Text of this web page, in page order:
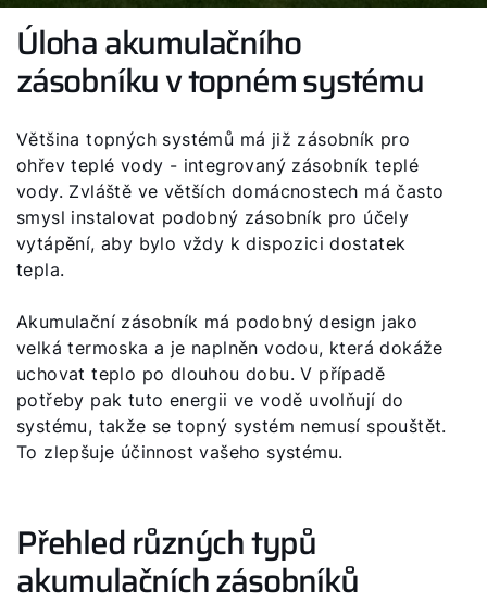
Úloha akumulačního
zásobníku v topném systému
Většina topných systémů má již zásobník pro
ohřev teplé vody - integrovaný zásobník teplé
vody. Zvláště ve větších domácnostech má často
smysl instalovat podobný zásobník pro účely
vytápění, aby bylo vždy k dispozici dostatek
tepla.
Akumulační zásobník má podobný design jako
velká termoska a je naplněn vodou, která dokáže
uchovat teplo po dlouhou dobu. V případě
potřeby pak tuto energii ve vodě uvolňují do
systému, takže se topný systém nemusí spouštět.
To zlepšuje účinnost vašeho systému.
Přehled různých typů
akumulačních zásobníků